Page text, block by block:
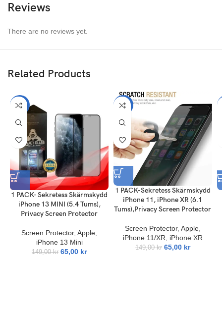
Reviews
There are no reviews yet.
Related Products
-56%
1 PACK- Sekretess Skärmskydd
iPhone 13 MINI (5.4 Tums),
Privacy Screen Protector
Screen Protector, Apple
iPhone 13 Mini
149,00kr 65,00 kr
-56%
1 PACK-Sekretess Skärmskydd
iPhone 11, iPhone XR (6.1
Tums),Privacy Screen Protector
Screen Protector, Apple,
iPhone 11/XR
iPhone XR
149,00kr 65,00 kr